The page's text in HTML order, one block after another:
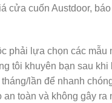
cửa cuốn Austdoor,
phải lựa chọn các
tôi khuyên bạn sau
lần để nhanh
toàn và không gây